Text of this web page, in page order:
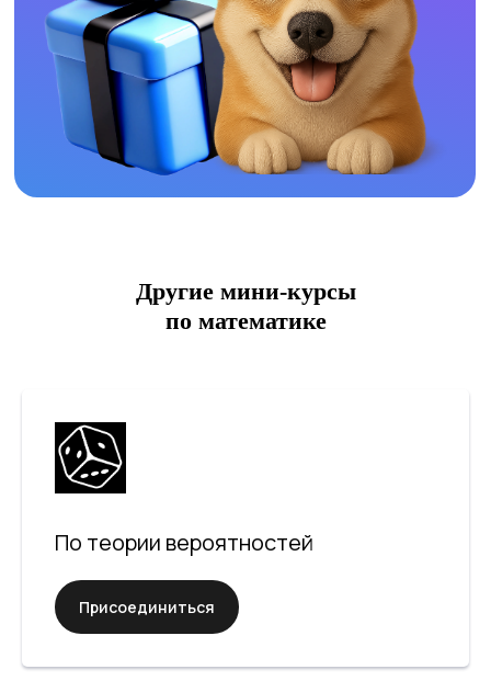
Другие мини-курсы
по математике
По теории вероятностей
Присоединиться